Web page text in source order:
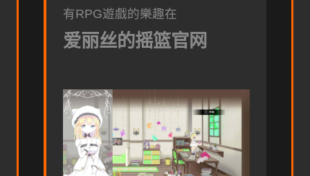
有RPG遊戲的樂趣在
爱丽丝的摇篮官网